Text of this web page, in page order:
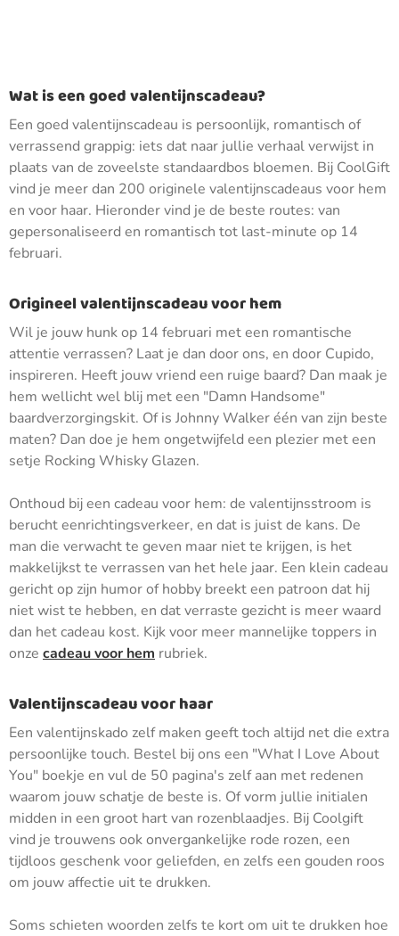
Wat is een goed valentijnscadeau?
Een goed valentijnscadeau is persoonlijk, romantisch of
verrassend grappig: iets dat naar jullie verhaal verwijst in
plaats van de zoveelste standaardbos bloemen. Bij CoolGift
vind je meer dan 200 originele valentijnscadeaus voor hem
en voor haar. Hieronder vind je de beste routes: van
gepersonaliseerd en romantisch tot last-minute op 14
februari.
Origineel valentijnscadeau voor hem
Wil je jouw hunk op 14 februari met een romantische
attentie verrassen? Laat je dan door ons, en door Cupido,
inspireren. Heeft jouw vriend een ruige baard? Dan maak je
hem wellicht wel blij met een "Damn Handsome"
baardverzorgingskit. Of is Johnny Walker één van zijn beste
maten? Dan doe je hem ongetwijfeld een plezier met een
setje Rocking Whisky Glazen.
Onthoud bij een cadeau voor hem: de valentijnsstroom is
berucht eenrichtingsverkeer, en dat is juist de kans. De
man die verwacht te geven maar niet te krijgen, is het
makkelijkst te verrassen van het hele jaar. Een klein cadeau
gericht op zijn humor of hobby breekt een patroon dat hij
niet wist te hebben, en dat verraste gezicht is meer waard
dan het cadeau kost. Kijk voor meer mannelijke toppers in
onze cadeau voor hem rubriek.
Valentijnscadeau voor haar
Een valentijnskado zelf maken geeft toch altijd net die extra
persoonlijke touch. Bestel bij ons een "What I Love About
You" boekje en vul de 50 pagina's zelf aan met redenen
waarom jouw schatje de beste is. Of vorm jullie initialen
midden in een groot hart van rozenblaadjes. Bij Coolgift
vind je trouwens ook onvergankelijke rode rozen, een
tijdloos geschenk voor geliefden, en zelfs een gouden roos
om jouw affectie uit te drukken.
Soms schieten woorden zelfs te kort om uit te drukken hoe